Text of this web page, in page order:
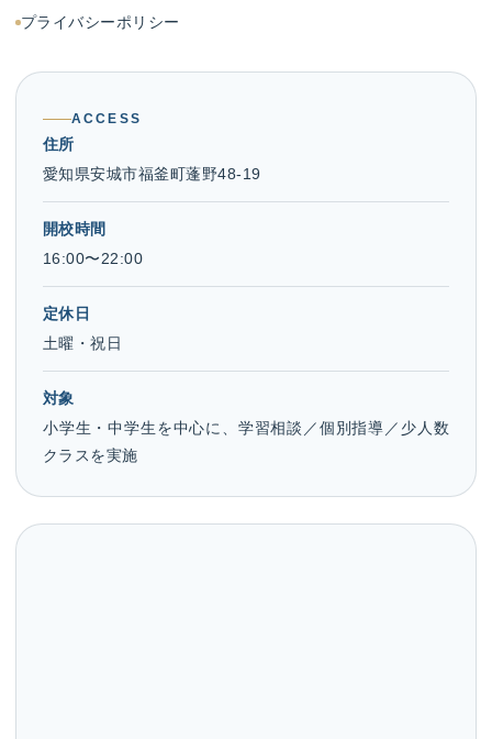
プライバシーポリシー
ACCESS
住所
愛知県安城市福釜町蓬野48-19
開校時間
16:00〜22:00
定休日
土曜・祝日
対象
小学生・中学生を中心に、学習相談／個別指導／少人数
クラスを実施